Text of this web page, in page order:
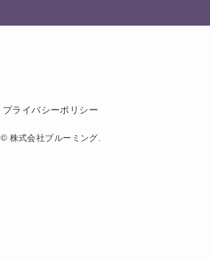
プライバシーポリシー
© 株式会社ブルーミング.